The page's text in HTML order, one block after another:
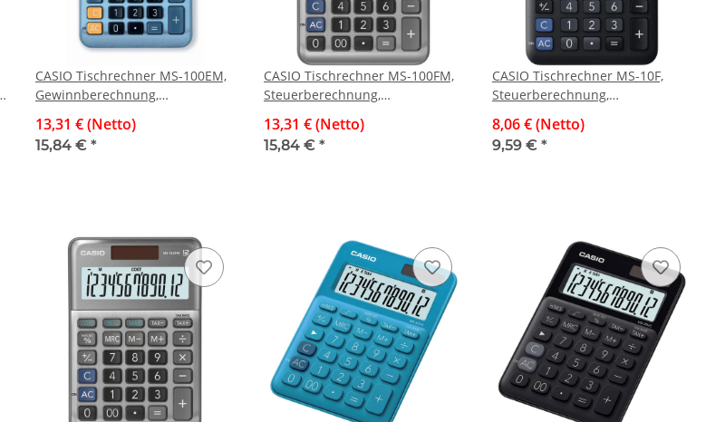
CASIO Tischrechner MS-100EM,
Gewinnberechnung,
stellig, edle Alumimium-Front
13,31 € (Netto)
15,84 € *
CASIO Tischrechner MS-100FM,
Steuerberechnung,
edle Alumimium-Front
13,31 € (Netto)
15,84 € *
CASIO Tischrechner MS-10F,
Steuerberechnung,
stellig
8,06 € (Netto)
9,59 € *